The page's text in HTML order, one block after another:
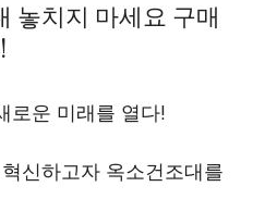
놓치지 마세요 구매
로운 미래를 열다!
신하고자 옥소건조대를